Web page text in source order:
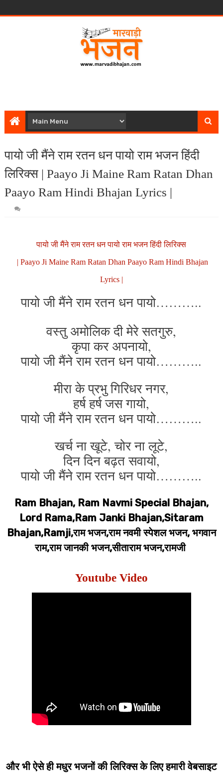
पायो जी मैंने राम रतन धन पायो राम भजन हिंदी
लिरिक्स | Paayo Ji Maine Ram Ratan Dhan
Paayo Ram Hindi Bhajan Lyrics |
पायो जी मैंने राम रतन धन पायो राम भजन हिंदी लिरिक्स
| Paayo Ji Maine Ram Ratan Dhan Paayo Ram Hindi Bhajan
Lyrics |
पायो जी मैंने राम रतन धन पायो………..
वस्तु अमोलिक दी मेरे सतगुरु,
कृपा कर अपनायो,
पायो जी मैंने राम रतन धन पायो………..
मीरा के प्रभु गिरिधर नगर,
हर्ष हर्ष जस गायो,
पायो जी मैंने राम रतन धन पायो………..
खर्च ना खूटे, चोर ना लूटे,
दिन दिन बढ़त सवायो,
पायो जी मैंने राम रतन धन पायो………..
Ram Bhajan, Ram Navmi Special Bhajan,
Lord Rama,Ram Janki Bhajan,Sitaram
Bhajan,Ramji,राम भजन,राम नवमी स्पेशल भजन, भगवान
राम,राम जानकी भजन,सीताराम भजन,रामजी
Youtube Video
और भी ऐसे ही मधुर भजनों की लिरिक्स के लिए हमारी वेबसाइट